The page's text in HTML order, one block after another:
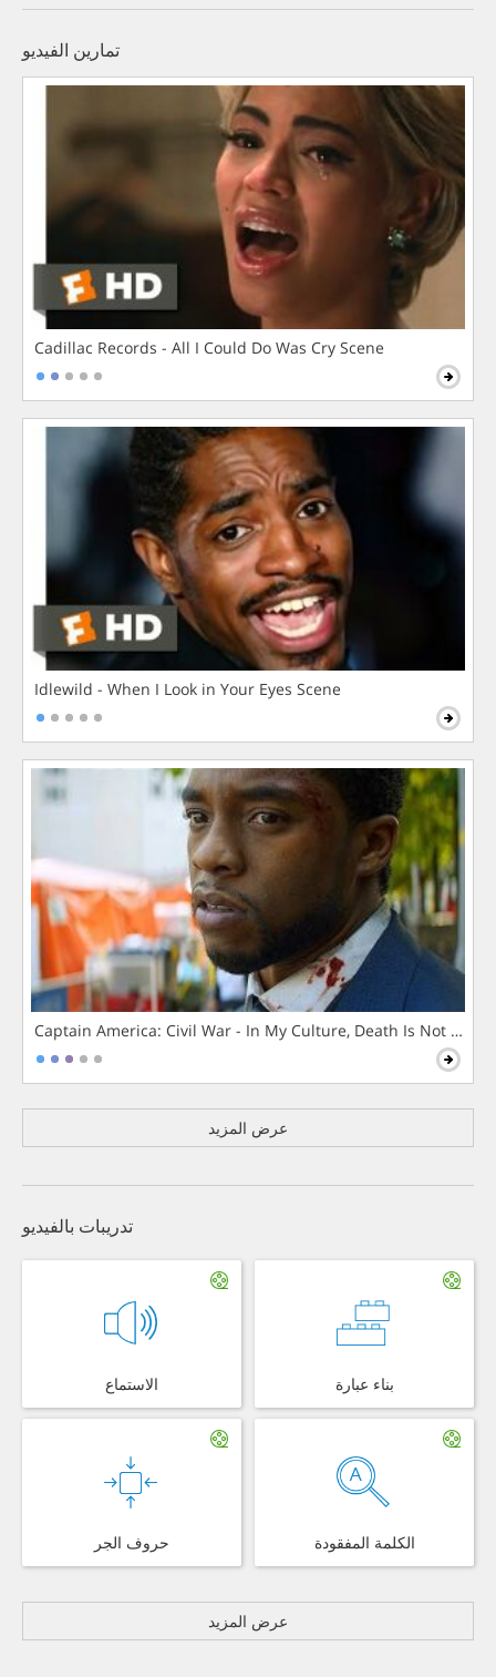
تمارين الفيديو
Cadillac Records - All I Could Do Was Cry Scene
Idlewild - When I Look in Your Eyes Scene
Captain America: Civil War - In My Culture, Death Is Not The
عرض المزيد
تدريبات بالفيديو
الاستماع بناء عبارة
حروف الجر الكلمة المفقودة
عرض المزيد